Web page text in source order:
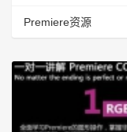
Premiere资源